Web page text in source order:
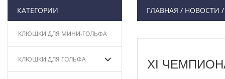
КАТЕГОРИИ
КЛЮШКИ ДЛЯ МИНИ-ГОЛЬФА
КЛЮШКИ ДЛЯ ГОЛЬФА
ГЛАВНАЯ / НОВОСТИ
XI